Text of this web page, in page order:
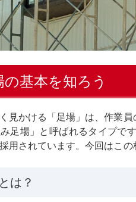
基本を知ろう
見かける「足場」は、作業
足場」と呼ばれるタイプで
用されています。今回はこ
は？